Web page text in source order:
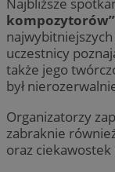
Najbliższe
kompozytorów”
uczestnicy
także jego
był
Organizatorzy
zabraknie
oraz